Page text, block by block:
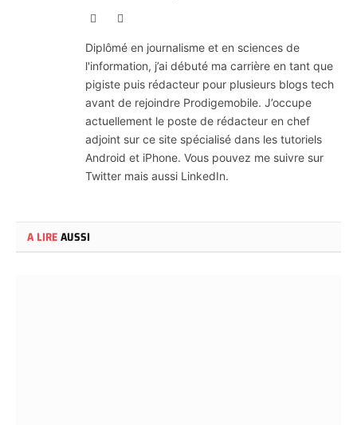
Diplômé en journalisme et en sciences de
l'information, j’ai débuté ma carrière en tant que
pigiste puis rédacteur pour plusieurs blogs tech
avant de rejoindre Prodigemobile. J’occupe
actuellement le poste de rédacteur en chef
adjoint sur ce site spécialisé dans les tutoriels
Android et iPhone. Vous pouvez me suivre sur
Twitter mais aussi LinkedIn.
A LIREAUSSI